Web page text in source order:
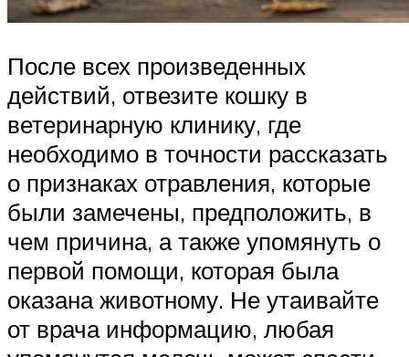
После всех произведенных
действий, отвезите кошку в
ветеринарную клинику, где
необходимо в точности рассказать
о признаках отравления, которые
были замечены, предположить, в
чем причина, а также упомянуть о
первой помощи, которая была
оказана животному. Не утаивайте
от врача информацию, любая